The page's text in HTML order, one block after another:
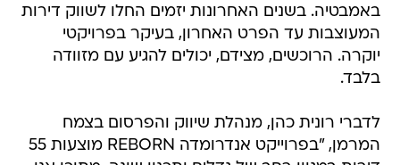
באמבטיה. בשנים האחרונות יזמים החלו לשווק דירות
המעוצבות עד הפרט האחרון, בעיקר בפרויקטי
יוקרה. הרוכשים, מצידם, יכולים להגיע עם מזוודה
בלבד.
לדברי רונית כהן, מנהלת שיווק והפרסום בצמח
המרמן, "בפרוייקט אנדרומדה REBORN מוצעות 55